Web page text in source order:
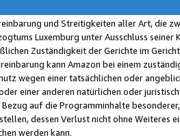
und Streitigkeiten aller Art, die
Luxemburg unter Ausschluss
Zuständigkeit der Gerichte im
kann Amazon bei einem
wegen einer tatsächlichen oder
einer anderen natürlichen oder
Bezug auf die Programminhalte
dessen Verlust nicht ohne Weiteres
werden kann.